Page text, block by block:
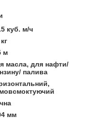
куб. м/ч
м
масла, для нафти/
палива
мм